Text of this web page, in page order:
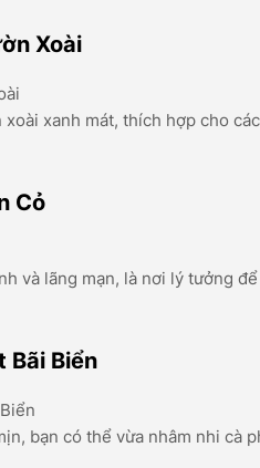
Xoài
xoài xanh mát, thích hợp cho
Cỏ
và lãng mạn, là nơi lý tưởng
Bãi Biển
bạn có thể vừa nhâm nhi cà